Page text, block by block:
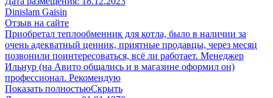
Dinislam Gaisin
Отзыв на сайте
Приобретал теплообменник для котла, было в наличии за
очень адекватный ценник, приятные продавцы, через месяц
позвонили поинтересоваться, всё ли работает. Менеджер
Ильнур (на Авито общались и в магазине оформил он)
профессионал. Рекомендую
Показать полностьюСкрыть